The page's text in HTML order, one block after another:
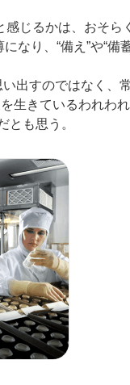
じるかは、おそら
なり、“備え”や“備
出すのではなく、
生きているわれわ
とも思う。